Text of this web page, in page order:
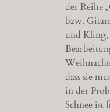
der Reihe
bzw.
und Kling,
dass sie
in der
Schnee